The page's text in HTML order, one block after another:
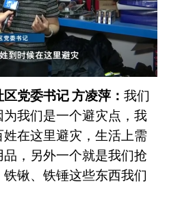
党委书记 方凌萍： 我们
我们是一个避灾点，我
在这里避灾，生活上需
，另外一个就是我们抢
锹、铁锤这些东西我们